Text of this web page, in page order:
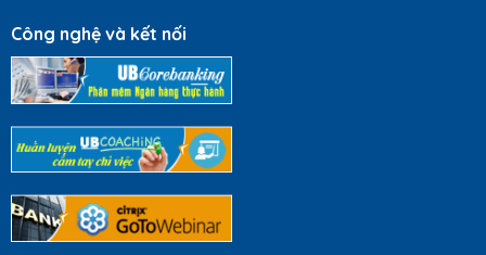
Công nghệ và kết nối